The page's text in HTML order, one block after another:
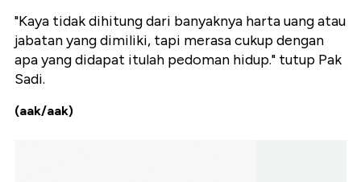
"Kaya tidak dihitung dari banyaknya harta uang atau
jabatan yang dimiliki, tapi merasa cukup dengan
apa yang didapat itulah pedoman hidup." tutup Pak
Sadi.
(aak/aak)